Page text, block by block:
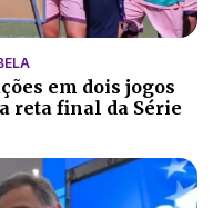
em dois jogos
reta final da Série